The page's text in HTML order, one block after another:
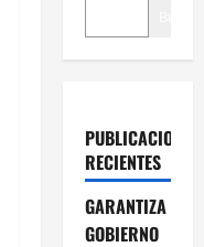
PUBLICACIONES
RECIENTES
GARANTIZA
GOBIERNO